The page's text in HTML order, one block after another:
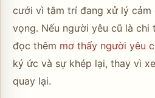
cưới vì tâm trí đang xử lý cảm
vọng. Nếu người yêu cũ là chi
đọc thêm mơ thấy người yêu
ký ức và sự khép lại, thay vì
quay lại.